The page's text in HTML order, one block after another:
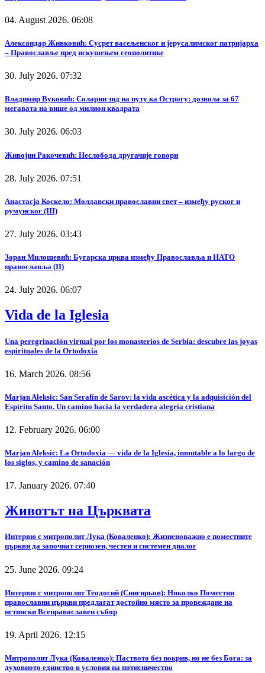
04. August 2026. 06:08
Александар Живковић: Сусрет васељенског и јерусалимског патријарха
– Православље пред искушењем геополитике
30. July 2026. 07:32
Владимир Вуковић: Соларни зид на путу ка Острогу: дозвола за 67
мегавата на више од милион квадрата
30. July 2026. 06:03
Живојин Ракочевић: Неслобода другачије говори
28. July 2026. 07:51
Анастасја Коскело: Молдавски православни свет – између руског и
румунског (III)
27. July 2026. 03:43
Зоран Милошевић: Бугарска црква између Православља и НАТО
православља (II)
24. July 2026. 06:07
Vida de la Iglesia
Una peregrinación virtual por los monasterios de Serbia: descubre las joyas
espirituales de la Ortodoxia
16. March 2026. 08:56
Marjan Aleksic: San Serafín de Sarov: la vida ascética y la adquisición del
Espíritu Santo. Un camino hacia la verdadera alegría cristiana
12. February 2026. 06:00
Marjan Aleksic: La Ortodoxia — vida de la Iglesia, inmutable a lo largo de
los siglos, y camino de sanación
17. January 2026. 07:40
Животът на Църквата
Интервю с митрополит Лука (Коваленко): Жизненоважно е поместните
църкви да започнат сериозен, честен и системен диалог
25. June 2026. 09:24
Интервю с митрополит Теодосий (Снигирьов): Няколко Поместни
православни църкви предлагат достойно място за провеждане на
истински Всеправославен събор
19. April 2026. 12:15
Митрополит Лука (Коваленко): Паството без покрив, но не без Бога: за
духовното единство в условия на потисничество